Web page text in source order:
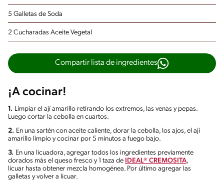
5 Galletas de Soda
2 Cucharadas Aceite Vegetal
Compartir lista de ingredientes
¡A cocinar!
1. Limpiar el ají amarillo retirando los extremos, las venas y pepas.
Luego cortar la cebolla en cuartos.
2. En una sartén con aceite caliente, dorar la cebolla, los ajos, el ají
amarillo limpio y cocinar por 5 minutos a fuego bajo.
3. En una licuadora, agregar todos los ingredientes previamente
dorados más el queso fresco y 1 taza de IDEAL® CREMOSITA,
licuar hasta obtener mezcla homogénea. Por último agregar las
galletas y volver a licuar.